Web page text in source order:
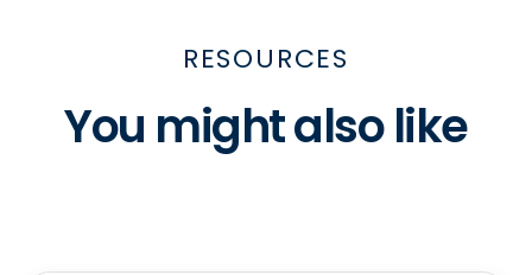
RESOURCES
You might also like